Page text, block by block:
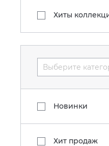
Хиты
Выберите
Новинки
Хит продаж